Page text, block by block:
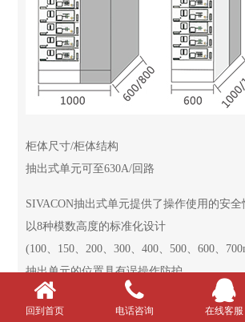
柜体尺寸/柜体结构
抽出式单元可至630A/回路
SIVACON抽出式单元提供了操作使用的安全
以8种模数高度的标准化设计
(100、150、200、300、400、500、600、
抽出单元的位置具有误操作防护
控制插头可到40针及可附加通讯总线插头（
抽出式单元的铰链式前板可方便的用于单元
回到首页 电话咨询 在线客服